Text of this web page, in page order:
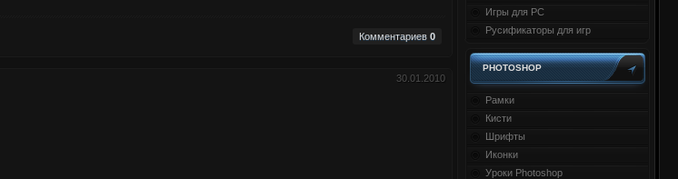
Игры для PC
Русификаторы для игр
PHOTOSHOP
Рамки
Кисти
Шрифты
Иконки
Уроки Photoshop
Комментариев 0
30.01.2010